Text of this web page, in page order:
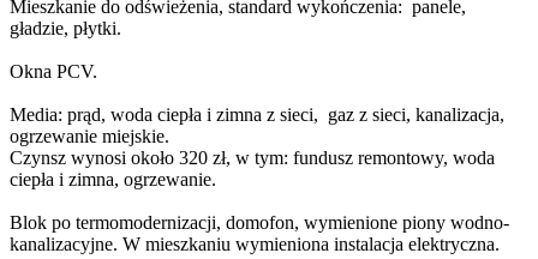
Mieszkanie do odświeżenia, standard wykończenia: panele,
gładzie, płytki.
Okna PCV.
Media: prąd, woda ciepła i zimna z sieci, gaz z sieci, kanalizacja,
ogrzewanie miejskie.
Czynsz wynosi około 320 zł, w tym: fundusz remontowy, woda
ciepła i zimna, ogrzewanie.
Blok po termomodernizacji, domofon, wymienione piony wodno-
kanalizacyjne. W mieszkaniu wymieniona instalacja elektryczna.